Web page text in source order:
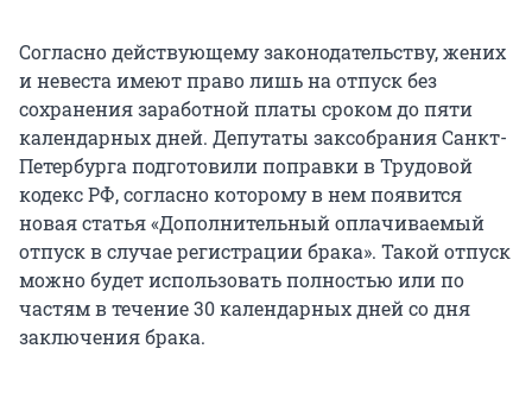
Согласно действующему законодательству, жених
и невеста имеют право лишь на отпуск без
сохранения заработной платы сроком до пяти
календарных дней. Депутаты заксобрания Санкт-
Петербурга подготовили поправки в Трудовой
кодекс РФ, согласно которому в нем появится
новая статья «Дополнительный оплачиваемый
отпуск в случае регистрации брака». Такой отпуск
можно будет использовать полностью или по
частям в течение 30 календарных дней со дня
заключения брака.